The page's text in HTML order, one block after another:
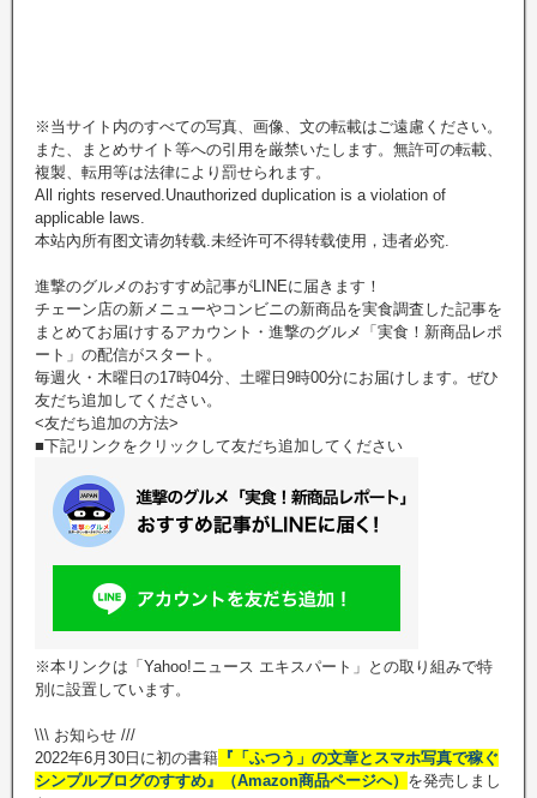
※当サイト内のすべての写真、画像、文の転載はご遠慮ください。
また、まとめサイト等への引用を厳禁いたします。無許可の転載、
複製、転用等は法律により罰せられます。
All rights reserved.Unauthorized duplication is a violation of
applicable laws.
本站內所有图文请勿转载.未经许可不得转载使用，违者必究.
進撃のグルメのおすすめ記事がLINEに届きます！
チェーン店の新メニューやコンビニの新商品を実食調査した記事を
まとめてお届けするアカウント・進撃のグルメ「実食！新商品レポ
ート」の配信がスタート。
毎週火・木曜日の17時04分、土曜日9時00分にお届けします。ぜひ
友だち追加してください。
<友だち追加の方法>
■下記リンクをクリックして友だち追加してください
※本リンクは「Yahoo!ニュース エキスパート」との取り組みで特
別に設置しています。
\\\ お知らせ ///
2022年6月30日に初の書籍 『「ふつう」の文章とスマホ写真で稼ぐ
シンプルブログのすすめ』（Amazon商品ページへ） を発売しまし